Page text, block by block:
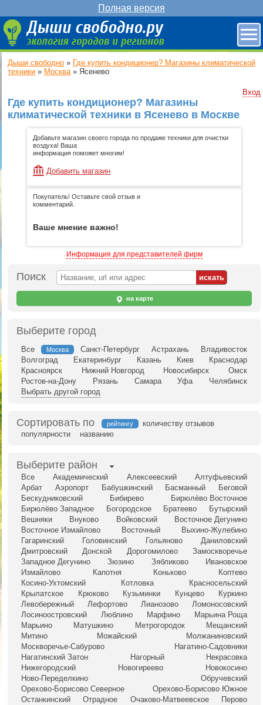
Полная версия
Дыши свободно » Где купить кондиционер? Магазины климатической
техники » Москва» Ясенево
Вход
Где купить кондиционер? Магазины
климатической техники в Ясенево в Москве
Добавьте магазин своего города по продаже техники для очистки
воздуха! Ваша
информация поможет многим!
Добавить магазин
Покупатель! Оставьте свой отзыв и
комментарий.
Ваше мнение важно!
Информация для представителей фирм
Поиск
на карте
Выберите город
Все Москва Санкт-Петербург Астрахань
Владивосток
Волгоград
Екатеринбург Казань Киев
Краснодар
Красноярск
Нижний Новгород Новосибирск
Омск
Ростов-на-Дону
Рязань Самара Уфа
Челябинск
Выбрать другой город
Сортировать по рейтингу
количеству отзывов
популярности
названию
Выберите район
Все Академический Алексеевский
Алтуфьевский
Арбат
Аэропорт Бабушкинский Басманный
Беговой
Бескудниковский
Бибирево
Бирюлёво Восточное
Бирюлёво Западное
Богородское Братеево
Бутырский
Вешняки
Внуково Войковский
Восточное Дегунино
Восточное Измайлово
Восточный
Выхино-Жулебино
Гагаринский
Головинский Гольяново
Даниловский
Дмитровский
Донской Дорогомилово
Замоскворечье
Западное Дегунино
Зюзино Зябликово
Ивановское
Измайлово
Капотня Коньково
Коптево
Косино-Ухтомский
Котловка
Красносельский
Крылатское
Крюково Кузьминки Кунцево
Куркино
Левобережный
Лефортово Лианозово
Ломоносовский
Лосиноостровский
Люблино Марфино
Марьина Роща
Марьино
Матушкино Метрогородок
Мещанский
Митино
Можайский
Молжаниновский
Москворечье-Сабурово
Нагатино-Садовники
Нагатинский Затон
Нагорный
Некрасовка
Нижегородский
Новогиреево
Новокосино
Ново-Переделкино
Обручевский
Орехово-Борисово Северное
Орехово-Борисово Южное
Останкинский
Отрадное Очаково-Матвеевское
Перово